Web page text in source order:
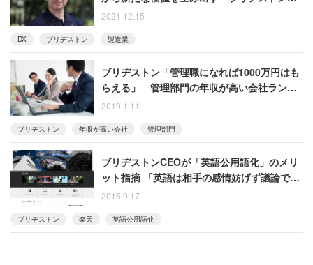
のDX」とは
2021.12.15
DX ブリヂストン 製造業
ブリヂストン「管理職になれば1000万円はも
らえる」 管理部門の年収が高い会社ランキ
ング
2019.1.11
ブリヂストン 年収が高い会社 管理部門
ブリヂストンCEOが「英語公用語化」のメリ
ット指摘 「英語は相手の感情妨げず議論でき
る言葉」
2015.9.17
ブリヂストン 楽天 英語公用語化